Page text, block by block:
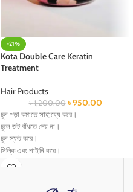
-21%
Kota Double Care Keratin
Treatment
Hair Products
৳1,200.00 ৳950.00
চুল পড়া কমাতে সাহায্যে করে।
চুলে জট বাঁধতে দেয় না।
চুল স্ফট করে।
সিল্কি এবং শাইনি করে।
ঘরে বসে খুব সহজেই চুলের বাড়িতে কেয়ার করা যায়